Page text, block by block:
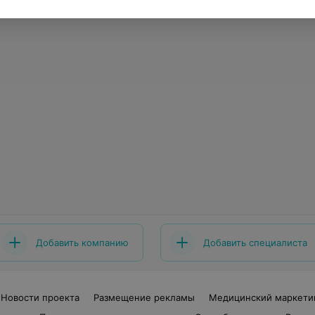
Добавить компанию Добавить специалиста
Новости проекта Размещение рекламы
Медицинский